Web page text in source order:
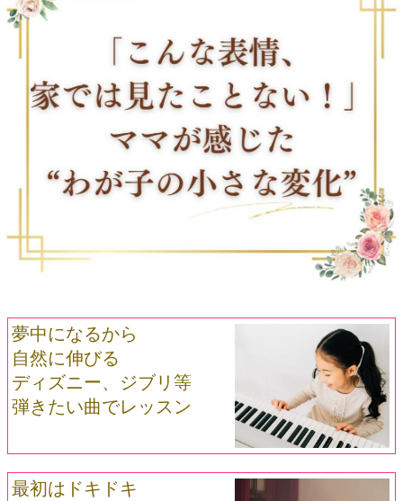
夢中になるから
自然に伸びる
ディズニー、ジブリ等
弾きたい曲でレッスン
最初はドキドキ